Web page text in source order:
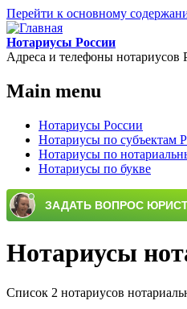
Перейти к основному
Нотариусы России
Адреса и телефоны нотариусов
Main menu
Нотариусы России
Нотариусы по субъектам
Нотариусы по
Нотариусы по букве
Нотариусы
Список 2 нотариусов